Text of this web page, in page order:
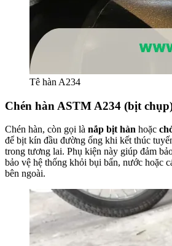
Tê hàn A234
Chén hàn ASTM A234 (bịt
Chén hàn, còn gọi là nắp bịt hàn hoặc
để bịt kín đầu đường ống khi kết thúc
trong tương lai. Phụ kiện này giúp đảm
bảo vệ hệ thống khỏi bụi bẩn, nước hoặc
bên ngoài.